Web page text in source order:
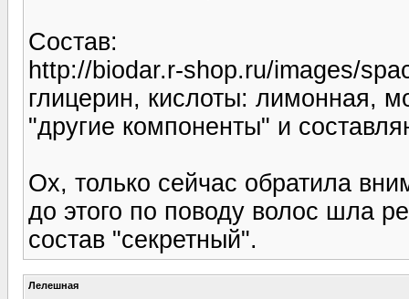
Состав:
http://biodar.r-shop.ru/images/
глицерин, кислоты: лимонная,
"другие компоненты" и
Ох, только сейчас обратила
до этого по поводу волос шла
состав "секретный".
Лелешная